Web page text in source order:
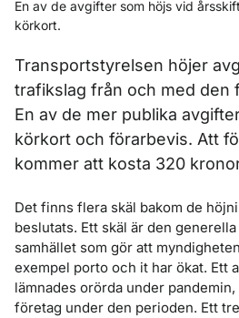
En av de avgifter som höjs vid
körkort.
Transportstyrelsen höjer
trafikslag från och med den
En av de mer publika
körkort och förarbevis. Att
kommer att kosta 320
Det finns flera skäl bakom de
beslutats. Ett skäl är den
samhället som gör att
exempel porto och it har ökat. Ett
lämnades orörda under
företag under den perioden. Ett